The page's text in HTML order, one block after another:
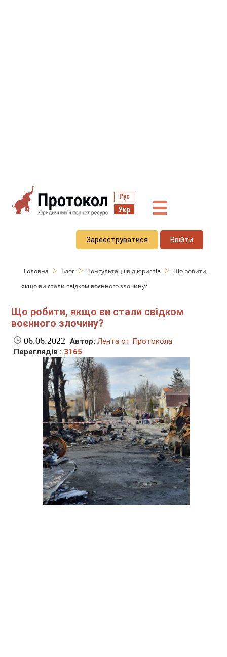
Рус
Укр ☰
Зареєструватися Ввійти
Головна Блог Консультації від юристів
Що робити,
якщо ви стали свідком воєнного злочину?
Що робити, якщо ви стали свідком
воєнного злочину?
06.06.2022 Автор: Лента от Протокола
Переглядів : 3165